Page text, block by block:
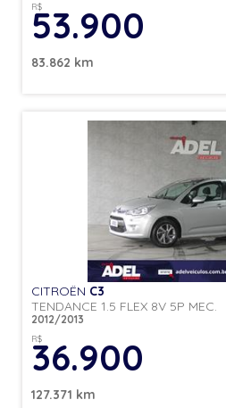
R$
53.900
83.862 km
CITROËN C3
TENDANCE 1.5 FLEX 8V 5P MEC.
2012/2013
R$
36.900
127.371 km